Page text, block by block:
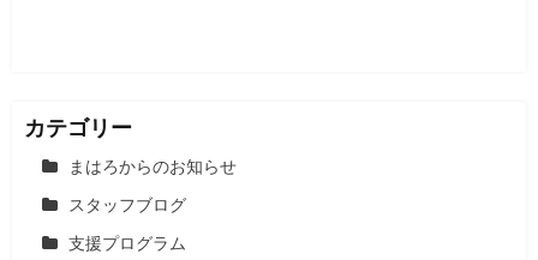
カテゴリー
まはろからのお知らせ
スタッフブログ
支援プログラム